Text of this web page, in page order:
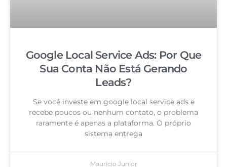
Google Local Service Ads: Por Que
Sua Conta Não Está Gerando
Leads?
Se você investe em google local service ads e
recebe poucos ou nenhum contato, o problema
raramente é apenas a plataforma. O próprio
sistema entrega
Mauricio Junior